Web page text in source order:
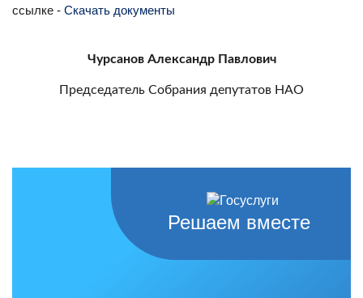
ссылке - Скачать документы
Чурсанов Александр Павлович
Председатель Собрания депутатов НАО
Решаем вместе